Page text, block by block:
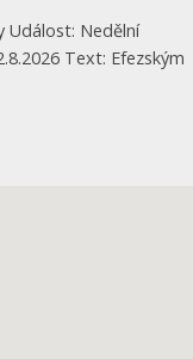
Událost: Nedělní
Text: Efezským